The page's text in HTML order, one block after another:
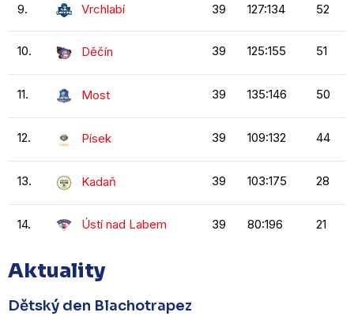
9. Vrchlabí 39 127:134 52
10. Děčín 39 125:155 51
11. Most 39 135:146 50
12. Písek 39 109:132 44
13. Kadaň 39 103:175 28
14. Ústí nad Labem 39 80:196 21
Aktuality
Dětský den Blachotrapez